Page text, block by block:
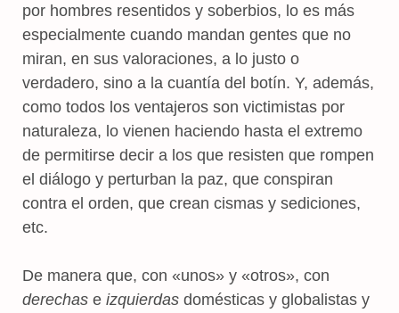
por hombres resentidos y soberbios, lo es más
especialmente cuando mandan gentes que no
miran, en sus valoraciones, a lo justo o
verdadero, sino a la cuantía del botín. Y, además,
como todos los ventajeros son victimistas por
naturaleza, lo vienen haciendo hasta el extremo
de permitirse decir a los que resisten que rompen
el diálogo y perturban la paz, que conspiran
contra el orden, que crean cismas y sediciones,
etc.
De manera que, con «unos» y «otros», con
derechas e izquierdas domésticas y globalistas y